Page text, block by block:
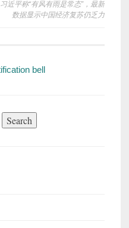
习近平称“有风有雨是常态”，最新
数据显示中国经济复苏仍乏力